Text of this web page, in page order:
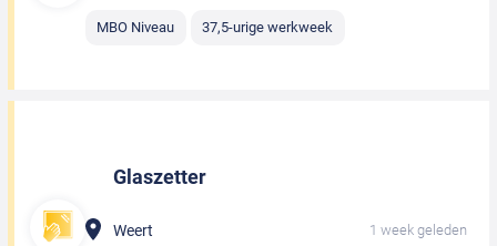
MBO Niveau 37,5-urige werkweek
Glaszetter
Weert 1 week geleden